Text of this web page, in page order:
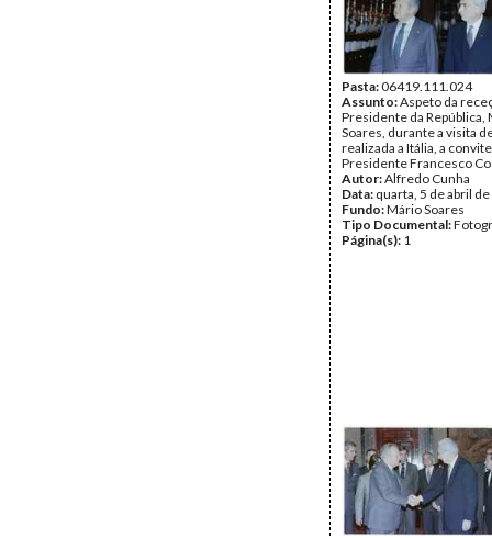
Pasta:06419.111.024
Assunto:Aspeto da
Presidente da República,
Soares, durante a visita
realizada a Itália, a
Presidente Francesco
Autor:Alfredo Cunha
Data: quarta, 5 de abril
Fundo:Mário Soares
Tipo Documental:
Página(s): 1